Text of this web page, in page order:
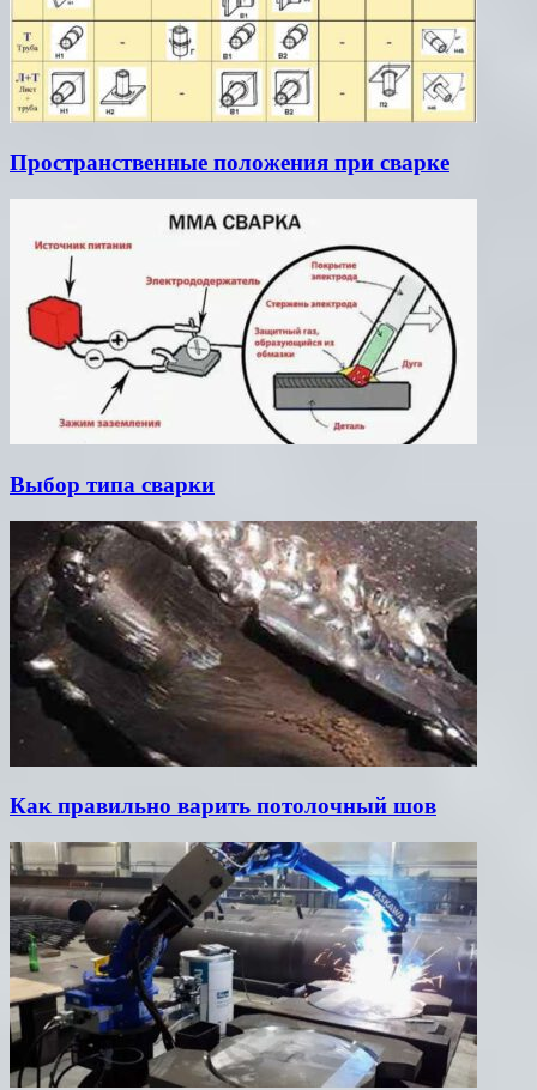
Пространственные положения при сварке
Выбор типа сварки
Как правильно варить потолочный шов